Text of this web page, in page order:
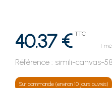
40.37 € TTC
1
Référence : simili-canvas-
Sur commande (environ 10 jours ouvrés)